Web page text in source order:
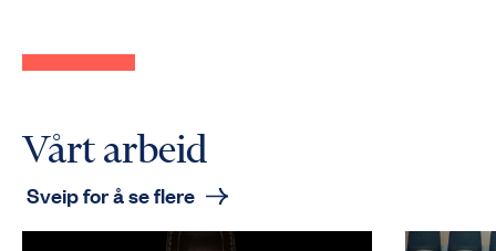
Vårt arbeid